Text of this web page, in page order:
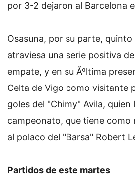
por 3-2 dejaron al Barcelona
Osasuna, por su parte,
atraviesa una serie positiva
empate, y en su Ãºltima
Celta de Vigo como visitante
goles del "Chimy" Avila, quien
campeonato, que tiene como
al polaco del "Barsa" Robert
Partidos de este martes